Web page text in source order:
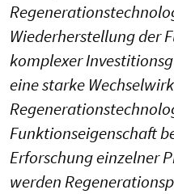
Wiederherstellung der
komplexer
eine starke
Funktionseigenschaft
Erforschung einzelner
werden